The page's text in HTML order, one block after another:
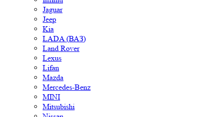
Jaguar
Jeep
Kia
LADA (ВАЗ)
Land Rover
Lexus
Lifan
Mazda
Mercedes-Benz
MINI
Mitsubishi